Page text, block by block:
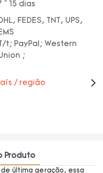
~ 15 dias
FEDES, TNT, UPS,
T/t; PayPal; Western
;
/ região
Produto
última geração, essa